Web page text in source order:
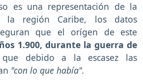
es una representación de la
la región Caribe, los datos
que el orígen de este
1.900, durante la guerra de
debido a la escasez las
"con lo que había".